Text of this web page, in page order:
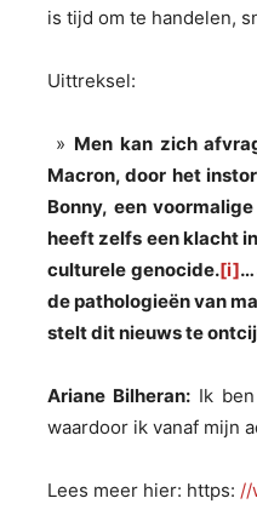
is tijd om te handelen,
Uittreksel:
» Men kan zich
Macron, door het
Bonny, een
heeft zelfs een klacht
culturele genocide.[i]…
de pathologieën van
stelt dit nieuws te
Ariane Bilheran: Ik
waardoor ik vanaf mijn
Lees meer hier: https: //